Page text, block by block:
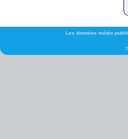
Les données météo